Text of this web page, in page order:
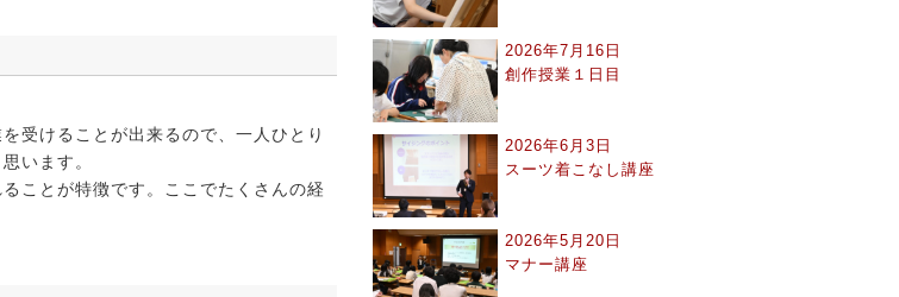
受けることが出来るので、一人ひとり
います。
ことが特徴です。ここでたくさんの経
2026年7月16日
創作授業１日目
2026年6月3日
スーツ着こなし講座
2026年5月20日
マナー講座